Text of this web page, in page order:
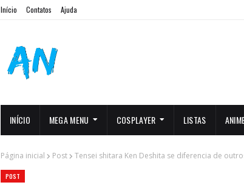
Início Contatos Ajuda
INÍCIO MEGA MENU COSPLAYER LISTAS
Página inicial Post Tensei shitara Ken Deshita se diferencia de
POST